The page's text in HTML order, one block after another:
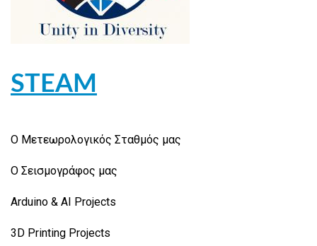
STEAM
Ο Μετεωρολογικός Σταθμός μας
Ο Σεισμογράφος μας
Arduino & AI Projects
3D Printing Projects